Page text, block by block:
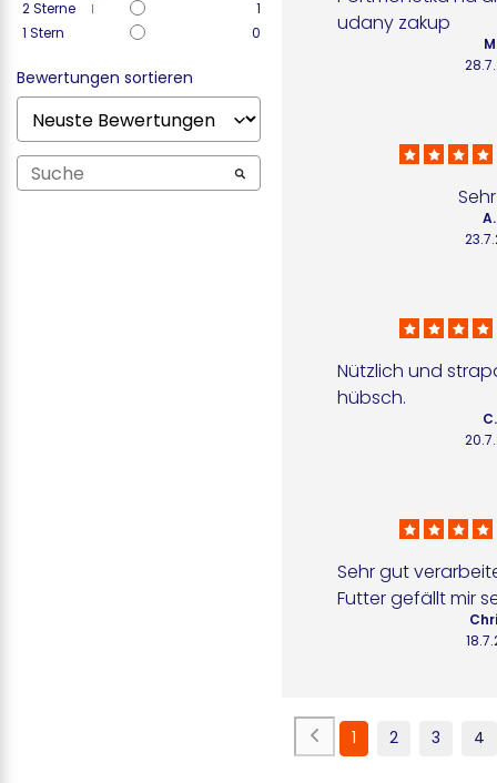
2Sterne
1
1 Stern 0
Bewertungen sortieren
udany zakup
Nützlich und
hübsch.
Sehr gut
Futter gefällt mir
1 2 3 4